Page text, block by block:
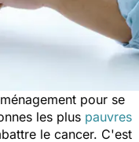
pour se
les plus pauvres
le cancer. C'est